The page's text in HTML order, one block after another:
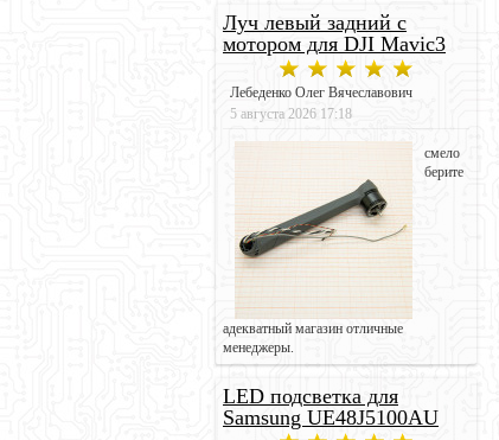
Луч левый задний с
мотором для DJI Mavic3
Лебеденко Олег Вячеславович
5 августа 2026 17:18
смело
берите
адекватный магазин отличные
менеджеры.
LED подсветка для
Samsung UE48J5100AU